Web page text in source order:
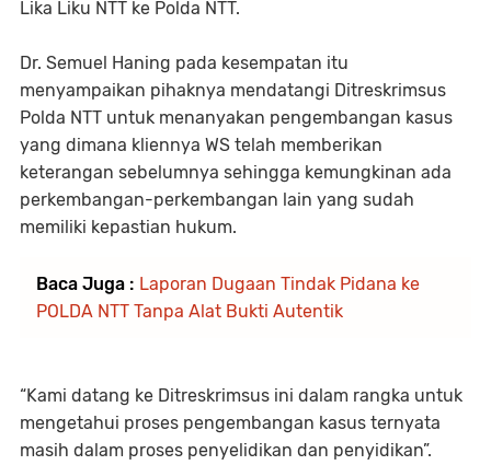
Lika Liku NTT ke Polda NTT.
Dr. Semuel Haning pada kesempatan itu
menyampaikan pihaknya mendatangi Ditreskrimsus
Polda NTT untuk menanyakan pengembangan kasus
yang dimana kliennya WS telah memberikan
keterangan sebelumnya sehingga kemungkinan ada
perkembangan-perkembangan lain yang sudah
memiliki kepastian hukum.
Baca Juga : Laporan Dugaan Tindak Pidana ke
POLDA NTT Tanpa Alat Bukti Autentik
“Kami datang ke Ditreskrimsus ini dalam rangka untuk
mengetahui proses pengembangan kasus ternyata
masih dalam proses penyelidikan dan penyidikan”.